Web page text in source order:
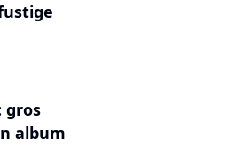
gros
album